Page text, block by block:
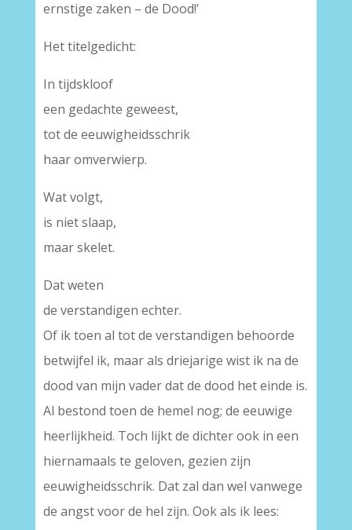
ernstige zaken – de Dood!’
Het titelgedicht:
In tijdskloof
een gedachte geweest,
tot de eeuwigheidsschrik
haar omverwierp.
Wat volgt,
is niet slaap,
maar skelet.
Dat weten
de verstandigen echter.
Of ik toen al tot de verstandigen behoorde
betwijfel ik, maar als driejarige wist ik na de
dood van mijn vader dat de dood het einde is.
Al bestond toen de hemel nog; de eeuwige
heerlijkheid. Toch lijkt de dichter ook in een
hiernamaals te geloven, gezien zijn
eeuwigheidsschrik. Dat zal dan wel vanwege
de angst voor de hel zijn. Ook als ik lees: